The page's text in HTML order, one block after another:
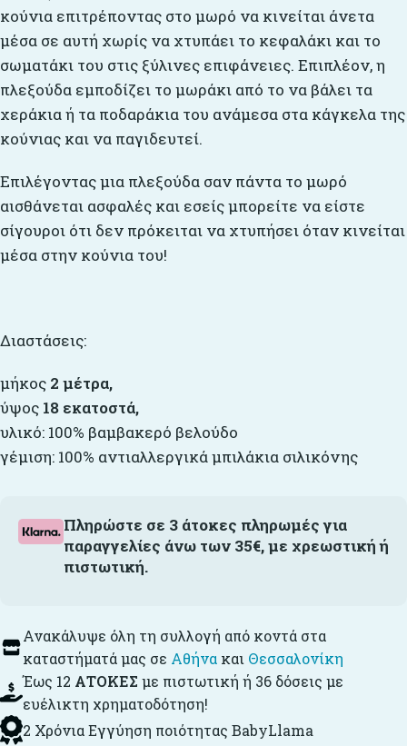
κούνια επιτρέποντας στο μωρό να κινείται άνετα
μέσα σε αυτή χωρίς να χτυπάει το κεφαλάκι και το
σωματάκι του στις ξύλινες επιφάνειες. Επιπλέον, η
πλεξούδα εμποδίζει το μωράκι από το να βάλει τα
χεράκια ή τα ποδαράκια του ανάμεσα στα κάγκελα της
κούνιας και να παγιδευτεί.
Επιλέγοντας μια πλεξούδα σαν πάντα το μωρό
αισθάνεται ασφαλές και εσείς μπορείτε να είστε
σίγουροι ότι δεν πρόκειται να χτυπήσει όταν κινείται
μέσα στην κούνια του!
Διαστάσεις:
μήκος 2 μέτρα,
ύψος 18 εκατοστά,
υλικό: 100% βαμβακερό βελούδο
γέμιση: 100% αντιαλλεργικά μπιλάκια σιλικόνης
Πληρώστε σε 3 άτοκες πληρωμές για
παραγγελίες άνω των 35€, με χρεωστική ή
πιστωτική.
Ανακάλυψε όλη τη συλλογή από κοντά στα
καταστήματά μας σε Αθήνα και Θεσσαλονίκη
Έως 12 ΑΤΟΚΕΣ με πιστωτική ή 36 δόσεις με
ευέλικτη χρηματοδότηση!
2 Χρόνια Εγγύηση ποιότητας BabyLlama